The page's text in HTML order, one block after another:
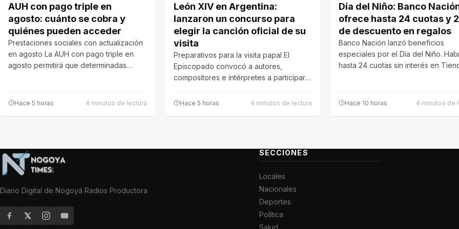
AUH con pago triple en
agosto: cuánto se cobra y
quiénes pueden acceder
Prestaciones sociales con actualización
en agosto La AUH con pago triple en
agosto permitirá que determinadas
Hace 5 horas 4 minutos de lectura
León XIV en Argentina:
lanzaron un concurso para
elegir la canción oficial de su
visita
Preparativos para la visita papal El
Episcopado convocó a autores,
compositores e intérpretes a participar
Hace 5 horas 4 minutos de lectura
Día del Niño: Banco
ofrece hasta 24 cuotas y
de descuento en regalos
Banco Nación lanzó beneficios
especiales por el Día del Niño.
hasta 24 cuotas sin interés en
Hace 10 horas 4 minutos de
Diario Digital de Nogoyá Radios Productora
SECCIONES
Locales
Nacionales
Deportes
Política
Salud